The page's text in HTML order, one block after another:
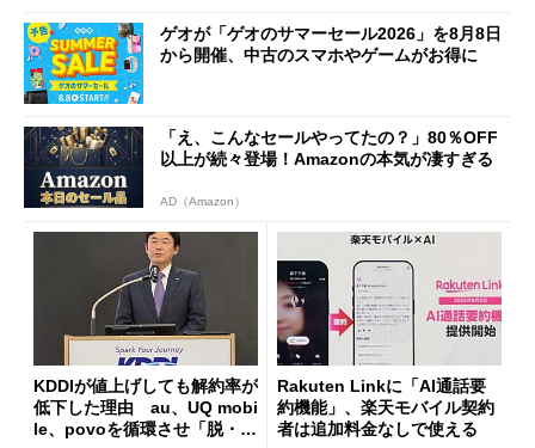
ゲオが「ゲオのサマーセール2026」を8月8日
から開催、中古のスマホやゲームがお得に
「え、こんなセールやってたの？」80％OFF
以上が続々登場！Amazonの本気が凄すぎる
AD（Amazon）
KDDIが値上げしても解約率が
低下した理由 au、UQ mobi
le、povoを循環させ「脱・販
Rakuten Linkに「AI通話要
約機能」、楽天モバイル契約
者は追加料金なしで使える